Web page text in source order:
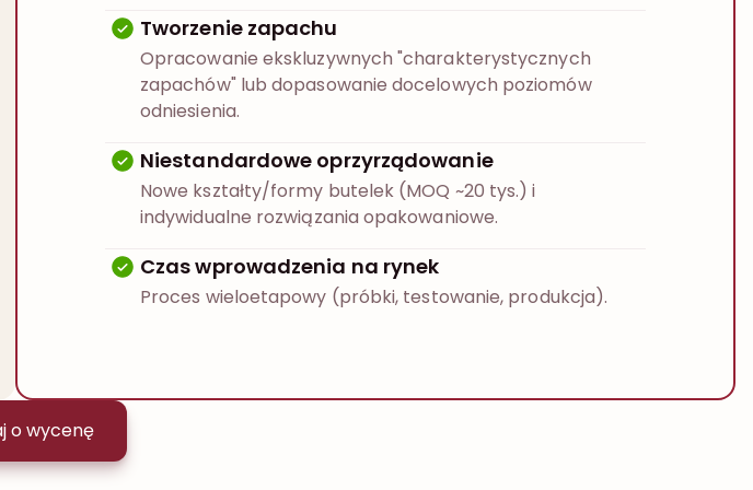
Tworzenie zapachu
Opracowanie ekskluzywnych "charakterystycznych
zapachów" lub dopasowanie docelowych poziomów
odniesienia.
Niestandardowe oprzyrządowanie
Nowe kształty/formy butelek (MOQ ~20 tys.) i
indywidualne rozwiązania opakowaniowe.
Czas wprowadzenia na rynek
Proces wieloetapowy (próbki, testowanie, produkcja).
o wycenę